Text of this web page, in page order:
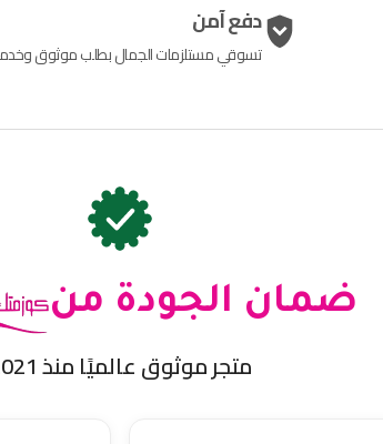
دفع آمن
تسوقي مستلزمات الجمال بطلب موثوق
ضمان الجودة من
متجر موثوق عالميًا منذ 2021